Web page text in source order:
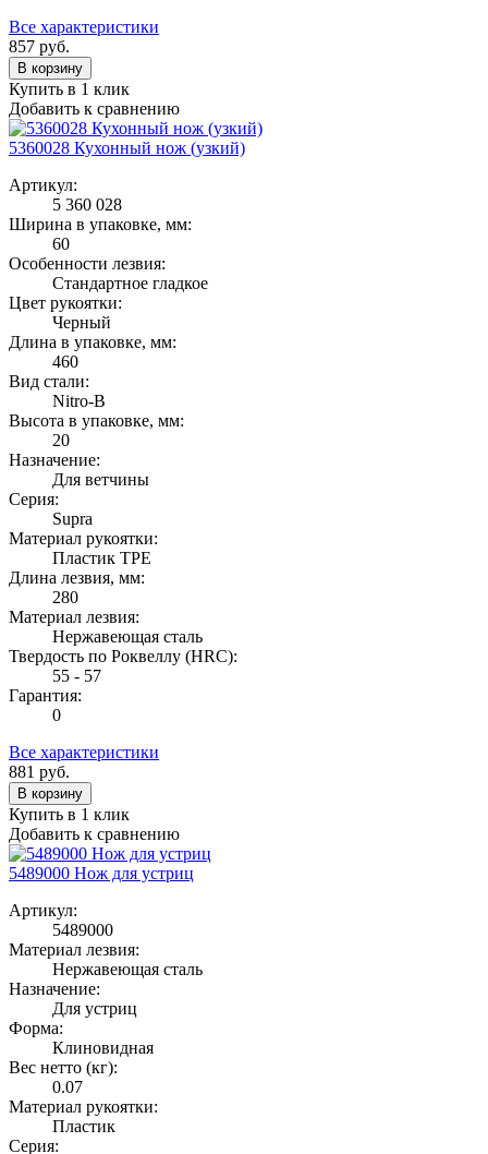
Все характеристики
857 руб.
В корзину
Купить в 1 клик
Добавить к сравнению
5360028 Кухонный нож (узкий)
Артикул:
5 360 028
Ширина в упаковке, мм:
60
Особенности лезвия:
Стандартное гладкое
Цвет рукоятки:
Черный
Длина в упаковке, мм:
460
Вид стали:
Nitro-B
Высота в упаковке, мм:
20
Назначение:
Для ветчины
Серия:
Supra
Материал рукоятки:
Пластик TPE
Длина лезвия, мм:
280
Материал лезвия:
Нержавеющая сталь
Твердость по Роквеллу (HRС):
55 - 57
Гарантия:
0
Все характеристики
881 руб.
В корзину
Купить в 1 клик
Добавить к сравнению
5489000 Нож для устриц
Артикул:
5489000
Материал лезвия:
Нержавеющая сталь
Назначение:
Для устриц
Форма:
Клиновидная
Вес нетто (кг):
0.07
Материал рукоятки:
Пластик
Серия: